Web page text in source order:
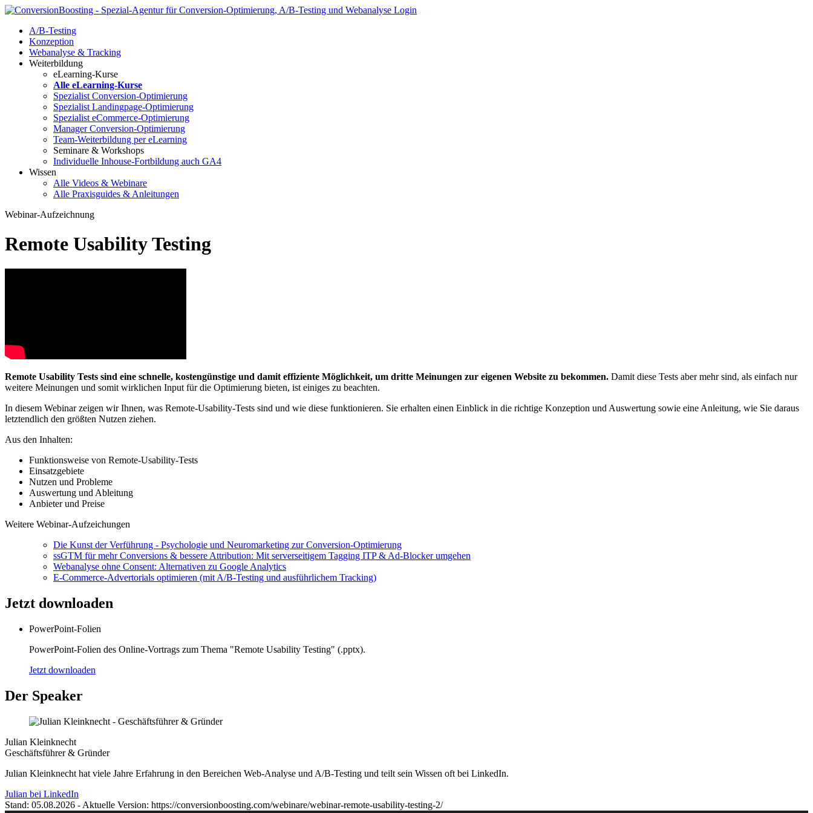
Login
A/B-Testing
Konzeption
Webanalyse & Tracking
Weiterbildung
eLearning-Kurse
Alle eLearning-Kurse
Spezialist Conversion-Optimierung
Spezialist Landingpage-Optimierung
Spezialist eCommerce-Optimierung
Manager Conversion-Optimierung
Team-Weiterbildung per eLearning
Seminare & Workshops
Individuelle Inhouse-Fortbildung auch GA4
Wissen
Alle Videos & Webinare
Alle Praxisguides & Anleitungen
Webinar-Aufzeichnung
Remote Usability Testing
Remote Usability Tests sind eine schnelle, kostengünstige und damit effiziente Möglichkeit, um dritte Meinungen zur eigenen Website zu bekommen. Damit diese Tests aber mehr sind, als einfach nur
weitere Meinungen und somit wirklichen Input für die Optimierung bieten, ist einiges zu beachten.
In diesem Webinar zeigen wir Ihnen, was Remote-Usability-Tests sind und wie diese funktionieren. Sie erhalten einen Einblick in die richtige Konzeption und Auswertung sowie eine Anleitung, wie Sie daraus
letztendlich den größten Nutzen ziehen.
Aus den Inhalten:
Funktionsweise von Remote-Usability-Tests
Einsatzgebiete
Nutzen und Probleme
Auswertung und Ableitung
Anbieter und Preise
Weitere Webinar-Aufzeichungen
Die Kunst der Verführung - Psychologie und Neuromarketing zur Conversion-Optimierung
ssGTM für mehr Conversions & bessere Attribution: Mit serverseitigem Tagging ITP & Ad-Blocker umgehen
Webanalyse ohne Consent: Alternativen zu Google Analytics
E-Commerce-Advertorials optimieren (mit A/B-Testing und ausführlichem Tracking)
Jetzt downloaden
PowerPoint-Folien
PowerPoint-Folien des Online-Vortrags zum Thema "Remote Usability Testing" (.pptx).
Jetzt downloaden
Der Speaker
Julian Kleinknecht
Geschäftsführer & Gründer
Julian Kleinknecht hat viele Jahre Erfahrung in den Bereichen Web-Analyse und A/B-Testing und teilt sein Wissen oft bei LinkedIn.
Julian bei LinkedIn
Stand: 05.08.2026 - Aktuelle Version: https://conversionboosting.com/webinare/webinar-remote-usability-testing-2/